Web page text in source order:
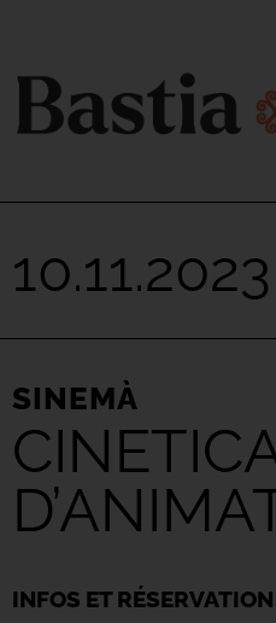
10.11.2023
SINEMÀ
INFOS ET RÉSERVATION